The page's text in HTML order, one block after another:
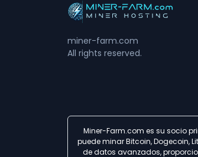
miner-farm.com
All rights reserved.
Miner-Farm.com es su socio
puede minar Bitcoin, Dogecoin,
de datos avanzados,